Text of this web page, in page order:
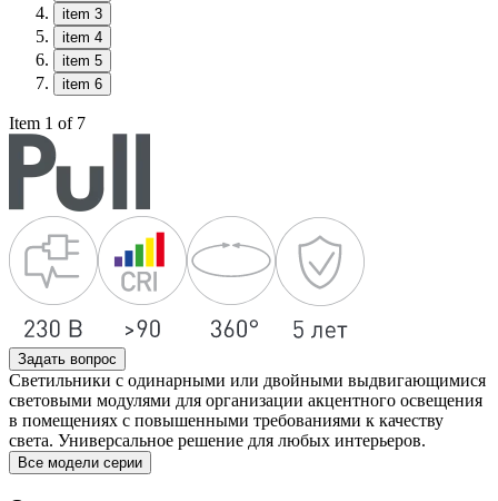
item 3
item 4
item 5
item 6
Item 1 of 7
Задать вопрос
Светильники с одинарными или двойными выдвигающимися
световыми модулями для организации акцентного освещения
в помещениях с повышенными требованиями к качеству
света. Универсальное решение для любых интерьеров.
Все модели серии